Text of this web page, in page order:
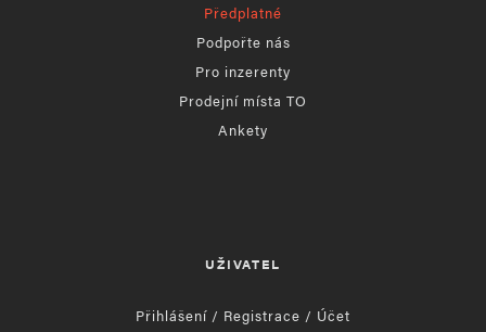
Předplatné
Podpořte nás
Pro inzerenty
Prodejní místa TO
Ankety
UŽIVATEL
Přihlášení / Registrace / Účet